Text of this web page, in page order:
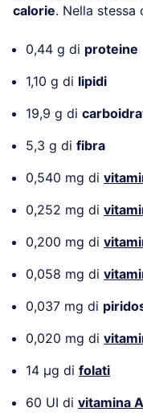
calorie. Nella stessa
0,44 g di proteine
1,10 g di lipidi
19,9 g di
5,3 g di fibra
0,540 mg di
0,252 mg di
0,200 mg di
0,058 mg di
0,037 mg di
0,020 mg di
14 µg di folati
60 UI di vitamina A